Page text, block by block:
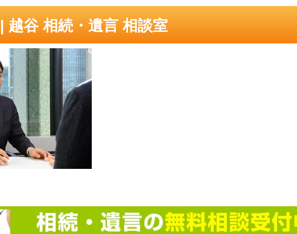
越谷 相続・遺言 相談室